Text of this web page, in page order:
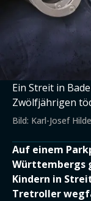
Ein Streit in
Zwölfjährigen
Bild: Karl-Josef
Auf einem
Württembergs
Kindern in
Tretroller